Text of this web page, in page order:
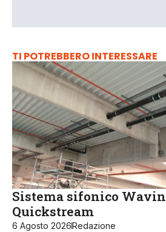
TI POTREBBERO INTERESSARE
Sistema sifonico Wavin
Quickstream
6 Agosto 2026Redazione